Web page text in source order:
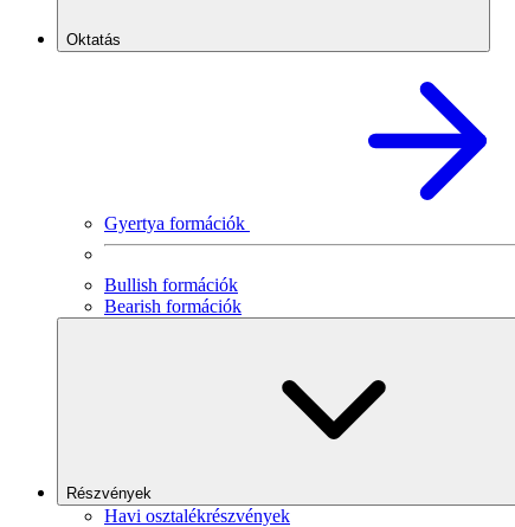
Oktatás
Gyertya formációk
Bullish formációk
Bearish formációk
Részvények
Havi osztalékrészvények